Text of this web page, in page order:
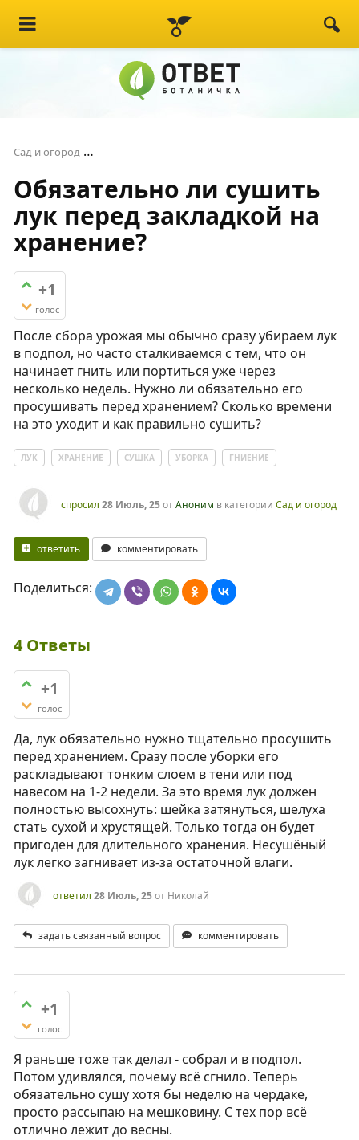
Сад и огород
Обязательно ли сушить
лук перед закладкой на
хранение?
+1
голос
После сбора урожая мы обычно сразу убираем лук
в подпол, но часто сталкиваемся с тем, что он
начинает гнить или портиться уже через
несколько недель. Нужно ли обязательно его
просушивать перед хранением? Сколько времени
на это уходит и как правильно сушить?
ЛУК ХРАНЕНИЕ СУШКА УБОРКА ГНИЕНИЕ
спросил 28 Июль, 25отАноним в категории Сад и огород
ответить комментировать
Поделиться:
4Ответы
+1
голос
Да, лук обязательно нужно тщательно просушить
перед хранением. Сразу после уборки его
раскладывают тонким слоем в тени или под
навесом на 1-2 недели. За это время лук должен
полностью высохнуть: шейка затянуться, шелуха
стать сухой и хрустящей. Только тогда он будет
пригоден для длительного хранения. Несушёный
лук легко загнивает из-за остаточной влаги.
ответил 28 Июль, 25от Николай
задать связанный вопрос комментировать
+1
голос
Я раньше тоже так делал - собрал и в подпол.
Потом удивлялся, почему всё сгнило. Теперь
обязательно сушу хотя бы неделю на чердаке,
просто рассыпаю на мешковину. С тех пор всё
отлично лежит до весны.